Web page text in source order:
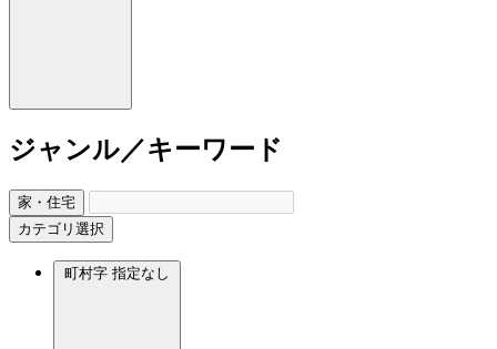
ジャンル／キーワード
家・住宅
カテゴリ選択
町村字 指定なし